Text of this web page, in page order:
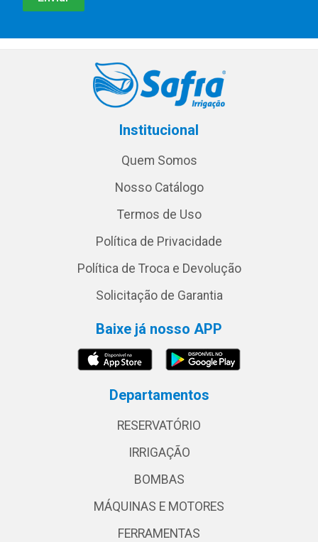
Institucional
Quem Somos
Nosso Catálogo
Termos de Uso
Política de Privacidade
Política de Troca e Devolução
Solicitação de Garantia
Baixe já nosso APP
Departamentos
RESERVATÓRIO
IRRIGAÇÃO
BOMBAS
MÁQUINAS E MOTORES
FERRAMENTAS